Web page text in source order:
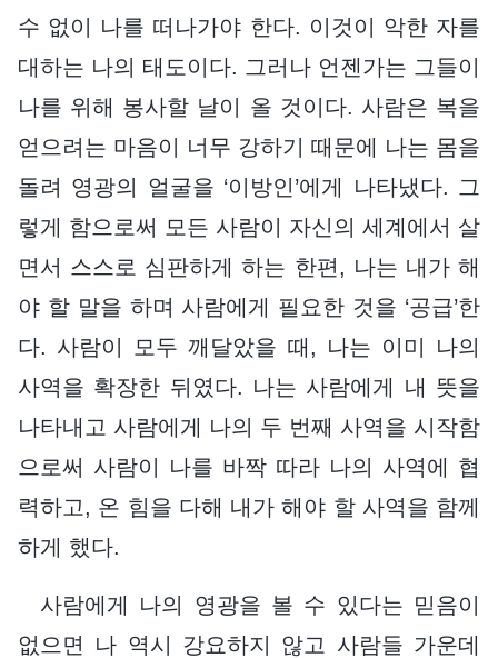
수 없이 나를 떠나가야 한다. 이것이 악한 자를
대하는 나의 태도이다. 그러나 언젠가는 그들이
나를 위해 봉사할 날이 올 것이다. 사람은 복을
얻으려는 마음이 너무 강하기 때문에 나는 몸을
돌려 영광의 얼굴을 ‘이방인’에게 나타냈다. 그
렇게 함으로써 모든 사람이 자신의 세계에서 살
면서 스스로 심판하게 하는 한편, 나는 내가 해
야 할 말을 하며 사람에게 필요한 것을 ‘공급’한
다. 사람이 모두 깨달았을 때, 나는 이미 나의
사역을 확장한 뒤였다. 나는 사람에게 내 뜻을
나타내고 사람에게 나의 두 번째 사역을 시작함
으로써 사람이 나를 바짝 따라 나의 사역에 협
력하고, 온 힘을 다해 내가 해야 할 사역을 함께
하게 했다.
사람에게 나의 영광을 볼 수 있다는 믿음이
없으면 나 역시 강요하지 않고 사람들 가운데